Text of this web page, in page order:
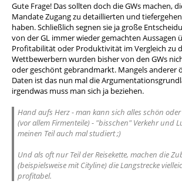
Gute Frage! Das sollten doch die GWs machen,
Mandate Zugang zu detaillierten und
haben. Schließlich segnen sie ja große
von der GL immer wieder gemachten Aussagen
Profitabilität oder Produktivität im Vergleich zu
Wettbewerbern wurden bisher von den GWs
oder geschönt gebrandmarkt. Mangels anderer
Daten ist das nun mal die
irgendwas muss man sich ja beziehen.
Hand aufs Herz - man kann sich alles schön
(vor allem Firmenteile) - "bisschen" Verkehr und
meinen Teil auch mal studiert ;)
Und als oft nur Teil der Reisekette, machen die
(beispielsweise mit Cityline) die Langstrecke
profitabel.